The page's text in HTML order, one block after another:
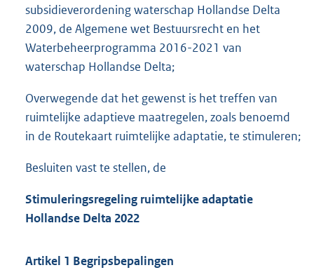
subsidieverordening waterschap Hollandse Delta
2009, de Algemene wet Bestuursrecht en het
Waterbeheerprogramma 2016-2021 van
waterschap Hollandse Delta;
Overwegende dat het gewenst is het treffen van
ruimtelijke adaptieve maatregelen, zoals benoemd
in de Routekaart ruimtelijke adaptatie, te stimuleren;
Besluiten vast te stellen, de
Stimuleringsregeling ruimtelijke adaptatie
Hollandse Delta 2022
Artikel 1 Begripsbepalingen